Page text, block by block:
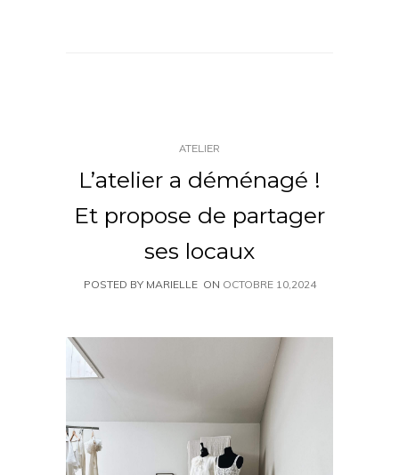
ATELIER
L’atelier a déménagé !
Et propose de partager
ses locaux
POSTED BY MARIELLE ON OCTOBRE 10,2024